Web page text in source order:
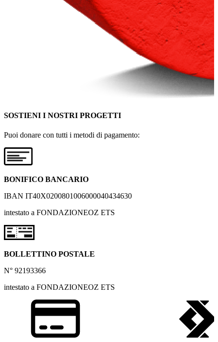
SOSTIENI I NOSTRI PROGETTI
Puoi donare con tutti i metodi di pagamento:
BONIFICO BANCARIO
IBAN IT40X0200801006000040434630
intestato a FONDAZIONEOZ ETS
BOLLETTINO POSTALE
N° 92193366
intestato a FONDAZIONEOZ ETS